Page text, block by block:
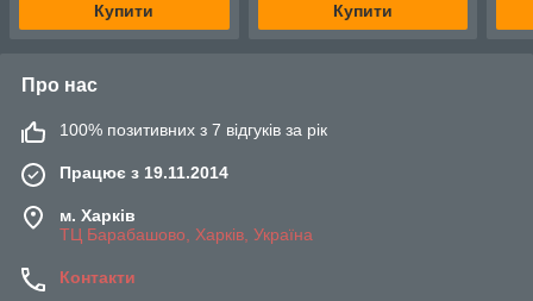
Купити Купити
Про нас
100% позитивних з 7 відгуків за рік
Працює з 19.11.2014
м. Харків
ТЦ Барабашово, Харків, Україна
Контакти